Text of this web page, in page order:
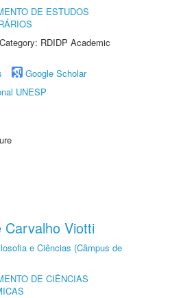
DE ESTUDOS
RDIDP Academic
Google Scholar
UNESP
Carvalho Viotti
e Ciências (Câmpus de
DE CIÊNCIAS